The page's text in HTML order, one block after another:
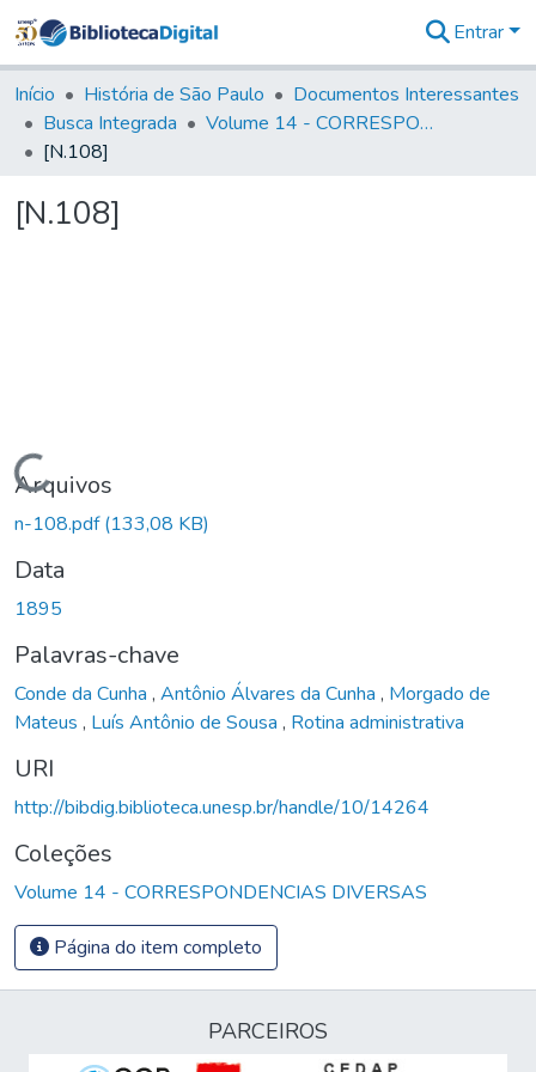
&
Coleções
Tudo na
Entrar
Início História de São Paulo
Documentos Interessantes
Busca Integrada
Volume 14 - CORRESPONDENCIAS DIVERSAS
[N.108]
[N.108]
Carregando...
Arquivos
n-108.pdf(133,08 KB)
Data
1895
Palavras-chave
Conde da Cunha , Antônio Álvares da Cunha , Morgado de
Mateus , Luís Antônio de Sousa , Rotina administrativa
URI
http://bibdig.biblioteca.unesp.br/handle/10/14264
Coleções
Volume 14 - CORRESPONDENCIAS DIVERSAS
Página do item completo
PARCEIROS